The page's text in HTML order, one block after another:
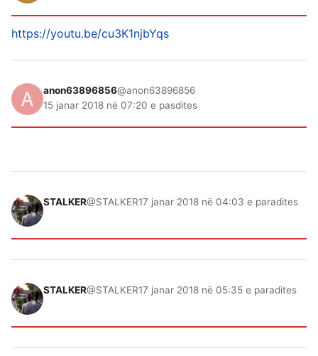
https://youtu.be/cu3K1njbYqs
anon63896856@anon63896856
15 janar 2018 në 07:20 e pasdites
STALKER@STALKER17 janar 2018 në 04:03 e paradites
STALKER@STALKER17 janar 2018 në 05:35 e paradites